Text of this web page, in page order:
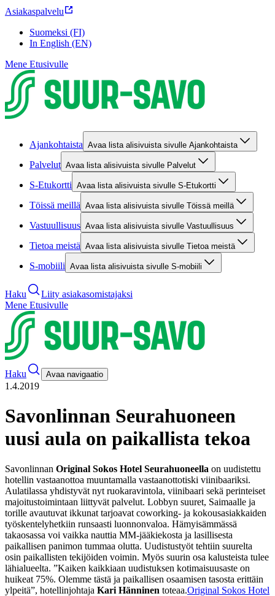
Asiakaspalvelu
Suomeksi (FI)
In English (EN)
Mene Etusivulle
Ajankohtaista Avaa lista alisivuista sivulle Ajankohtaista
Palvelut Avaa lista alisivuista sivulle Palvelut
S-Etukortti Avaa lista alisivuista sivulle S-Etukortti
Töissä meillä Avaa lista alisivuista sivulle Töissä meillä
Vastuullisuus Avaa lista alisivuista sivulle Vastuullisuus
Tietoa meistä Avaa lista alisivuista sivulle Tietoa meistä
S-mobiili Avaa lista alisivuista sivulle S-mobiili
Haku
Liity asiakasomistajaksi
Mene Etusivulle
Haku Avaa navigaatio
1.4.2019
Savonlinnan Seurahuoneen
uusi aula on paikallista tekoa
Savonlinnan Original Sokos Hotel Seurahuoneella on uudistettu
hotellin vastaanottoa muuntamalla vastaanottotiski viinibaariksi.
Aulatilassa yhdistyvät nyt ruokaravintola, viinibaari sekä perinteiset
majoitustoimintaan liittyvät palvelut. Lobbyn suuret, Saimaalle ja
torille avautuvat ikkunat tarjoavat coworking- ja kokousasiakkaiden
työskentelyhetkiin runsaasti luonnonvaloa. Hämyisämmässä
takaosassa voi vaikka nauttia MM-jääkiekosta ja lasillisesta
paikallisen panimon tummaa olutta. Uudistustyöt tehtiin suurelta
osin paikallisten tekijöiden voimin. Myös suurin osa kalusteista tulee
lähialueelta. ”Kaiken kaikkiaan uudistuksen kotimaisuusaste on
huikeat 75%. Olemme tästä ja paikallisen osaamisen tasosta erittäin
ylpeitä”, hotellinjohtaja Kari Hänninen toteaa.Original Sokos Hotel